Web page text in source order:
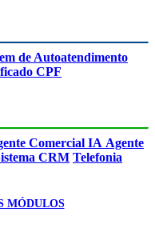
de Autoatendimento
CPF
Comercial IA Agente
CRM Telefonia
MÓDULOS